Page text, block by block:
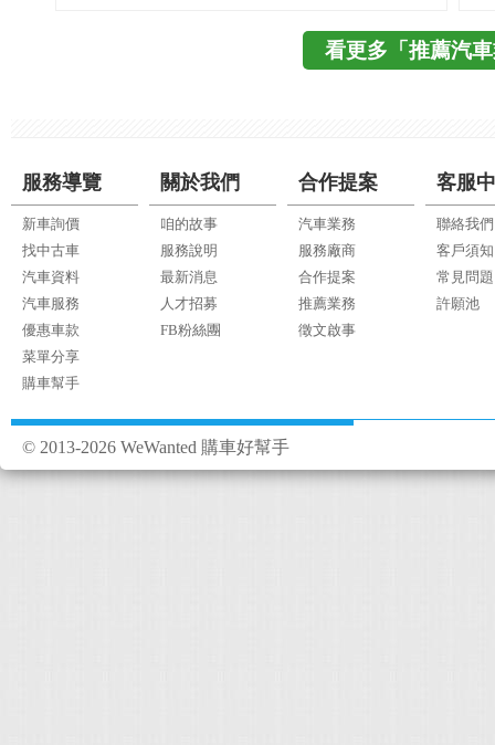
看更多「推薦汽
服務導覽
新車詢價
找中古車
汽車資料
汽車服務
優惠車款
菜單分享
購車幫手
關於我們
咱的故事
服務說明
最新消息
人才招募
FB粉絲團
合作提案
汽車業務
服務廠商
合作提案
推薦業務
徵文啟事
客服
聯絡我們
客戶須知
常見問題
許願池
© 2013-2026 WeWanted 購車好幫手